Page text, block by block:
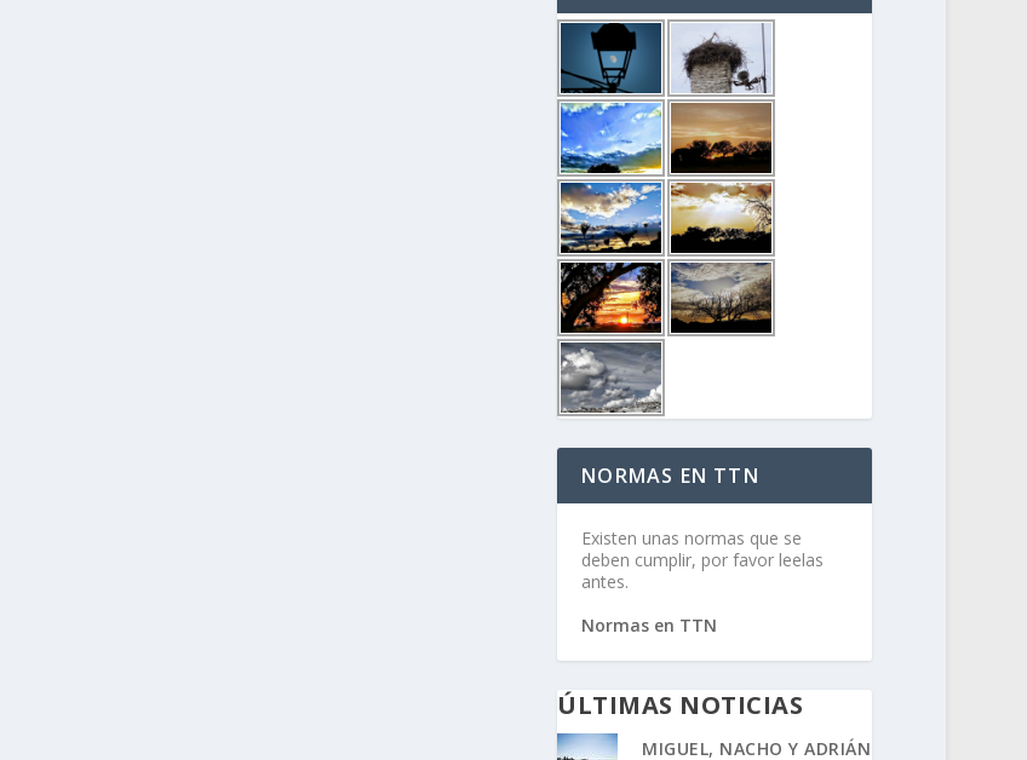
NORMAS EN TTN
Existen unas normas que se
deben cumplir, por favor leelas
antes.
Normas en TTN
ÚLTIMAS NOTICIAS
MIGUEL, NACHO Y ADRIÁN